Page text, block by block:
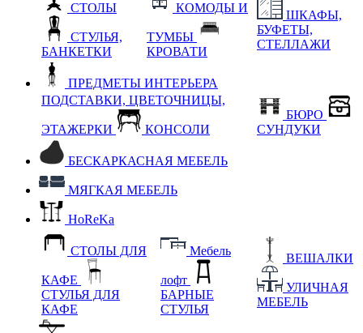
СТОЛЫ
СТУЛЬЯ,
БАНКЕТКИ
КОМОДЫ И
ТУМБЫ
КРОВАТИ
ШКАФЫ,
БУФЕТЫ,
СТЕЛЛАЖИ
ПРЕДМЕТЫ ИНТЕРЬЕРА
ПОДСТАВКИ, ЦВЕТОЧНИЦЫ,
ЭТАЖЕРКИ КОНСОЛИ
БЮРО
СУНДУКИ
БЕСКАРКАСНАЯ МЕБЕЛЬ
МЯГКАЯ МЕБЕЛЬ
HoReKa
СТОЛЫ ДЛЯ
КАФЕ
СТУЛЬЯ ДЛЯ
КАФЕ
Мебель
лофт
БАРНЫЕ
СТУЛЬЯ
ВЕШАЛКИ
УЛИЧНАЯ
МЕБЕЛЬ